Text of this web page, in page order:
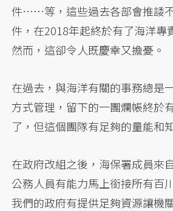
件⋯⋯等，這些過去各部會推諉
件，在2018年起終於有了海洋專
然而，這卻令人既慶幸又擔憂。
在過去，與海洋有關的事務總是
方式管理，留下的一團爛帳終於
了，但這個團隊有足夠的量能和
在政府改組之後，海保署成員來
公務人員有能力馬上銜接所有百
我們的政府有提供足夠資源讓機